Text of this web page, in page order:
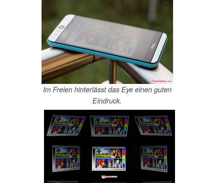
Im Freien hinterlässt das Eye einen guten
Eindruck.